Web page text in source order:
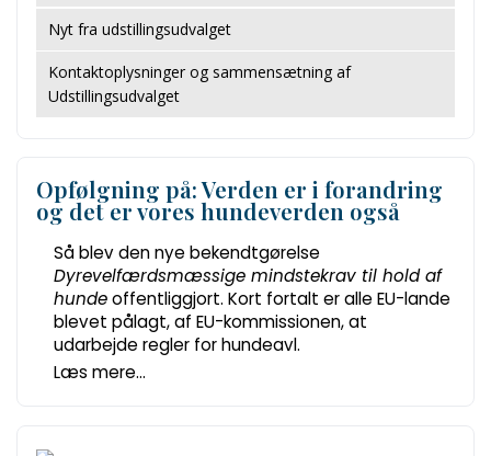
Nyt fra udstillingsudvalget
Kontaktoplysninger og sammensætning af
Udstillingsudvalget
Opfølgning på: Verden er i forandring
og det er vores hundeverden også
Så blev den nye bekendtgørelse
Dyrevelfærdsmæssige mindstekrav til hold af
hundeoffentliggjort. Kort fortalt er alle EU-lande
blevet pålagt, af EU-kommissionen, at
udarbejde regler for hundeavl.
Læs mere...